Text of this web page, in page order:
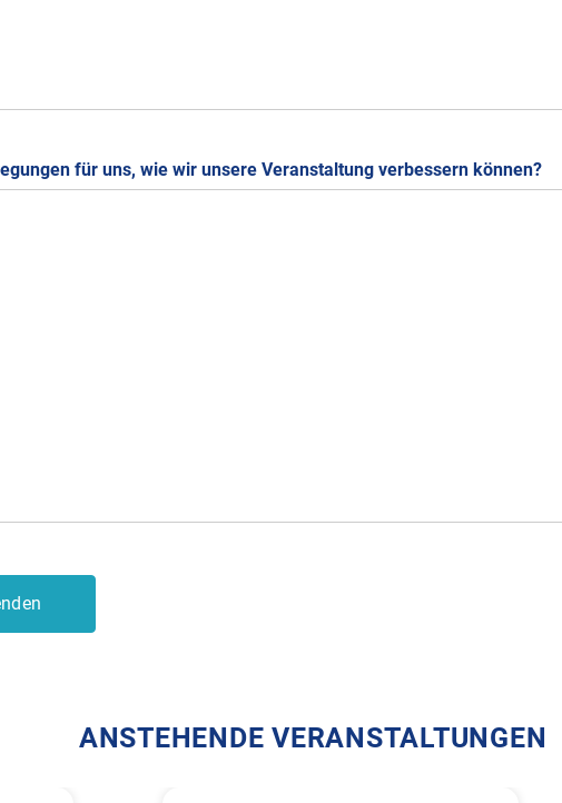
für uns, wie wir unsere Veranstaltung verbessern können?
ANSTEHENDE VERANSTALTUNGEN